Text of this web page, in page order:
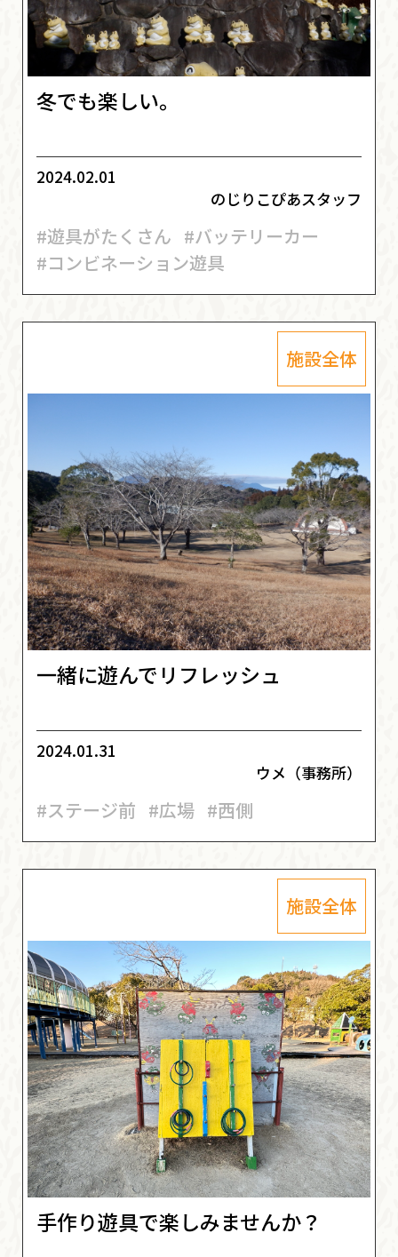
冬でも楽しい。
2024.02.01
のじりこぴあスタッフ
#遊具がたくさん #バッテリーカー
#コンビネーション遊具
施設全体
一緒に遊んでリフレッシュ
2024.01.31
ウメ（事務所）
#ステージ前 #広場 #西側
施設全体
手作り遊具で楽しみませんか？